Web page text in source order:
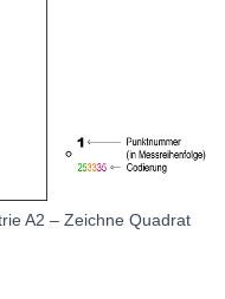
A2 – Zeichne Quadrat